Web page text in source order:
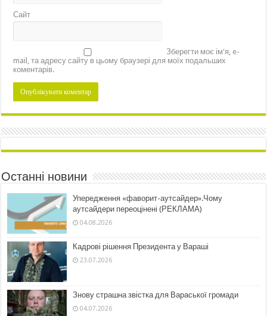
Сайт
Зберегти моє ім'я, e-
mail, та адресу сайту в цьому браузері для моїх подальших
коментарів.
Останні новини
Упередження «фаворит-аутсайдер».Чому
аутсайдери переоцінені (РЕКЛАМА)
04.08.2026
Кадрові рішення Президента у Вараші
23.07.2026
Знову страшна звістка для Вараської громади
04.07.2026